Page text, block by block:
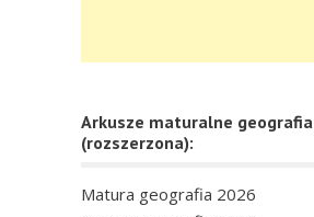
Arkusze maturalne geografia
(rozszerzona):
Matura geografia 2026